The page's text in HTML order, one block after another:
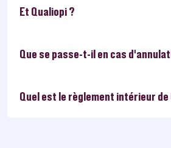
Et Qualiopi ?
Que se passe-t-il en cas
Quel est le règlement intérieur de